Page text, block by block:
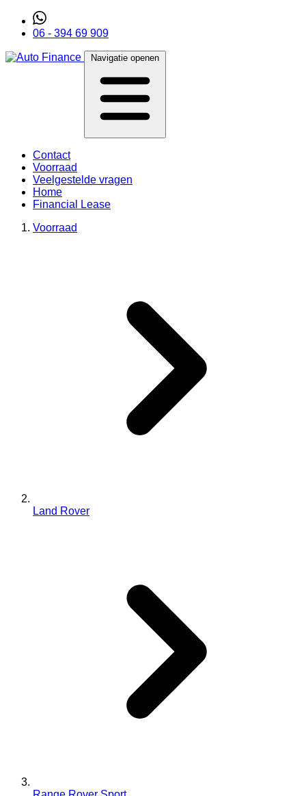
06 - 394 69 909
Navigatie openen
Contact
Voorraad
Veelgestelde vragen
Home
Financial Lease
Voorraad
Land Rover